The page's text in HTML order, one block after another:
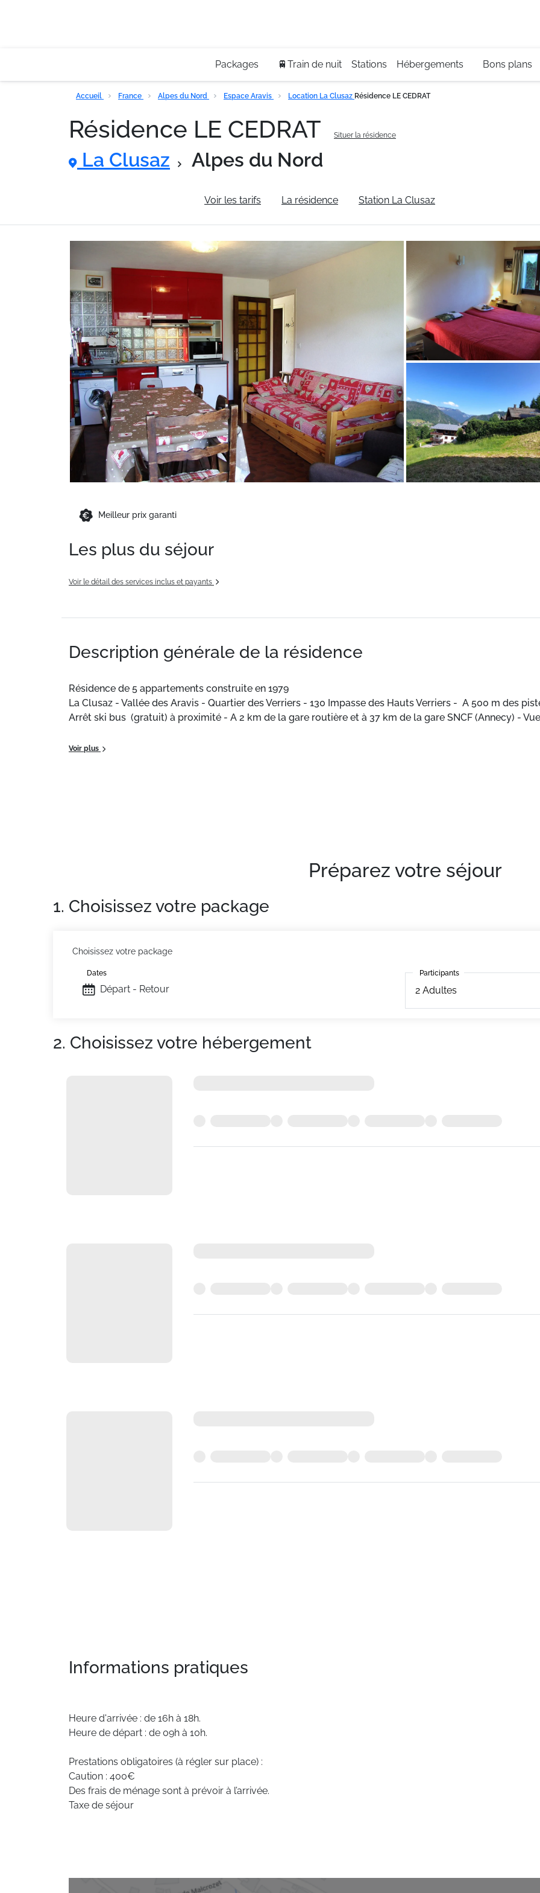
Packages 🚆Train de nuit Stations Hébergements Bons plans
Accueil France Alpes du Nord Espace Aravis Location La Clusaz Résidence LE CEDRAT
Résidence LE CEDRAT Situer la résidence
La Clusaz Alpes du Nord
Voir les tarifs La résidence Station La Clusaz
Meilleur prix garanti
Les plus du séjour
Voir le détail des services inclus et payants
Description générale de la résidence
Résidence de 5 appartements construite en 1979
La Clusaz - Vallée des Aravis - Quartier des Verriers - 130 Impasse des Hauts Verriers - A 500 m des
Arrêt ski bus (gratuit) à proximité - A 2 km de la gare routière et à 37 km de la gare SNCF (Annecy) -
Ce logement de 42m² bénéficie d'une cuisine toute équipée.
Voir plus
Préparez votre séjour
1. Choisissez votre package
Choisissez votre package
Départ - Retour
Dates Participants
2 Adultes
Participants
2. Choisissez votre hébergement
Informations pratiques
Heure d'arrivée : de 16h à 18h.
Heure de départ : de 09h à 10h.
Prestations obligatoires (à régler sur place) :
Caution : 400€
Des frais de ménage sont à prévoir à l’arrivée.
Taxe de séjour